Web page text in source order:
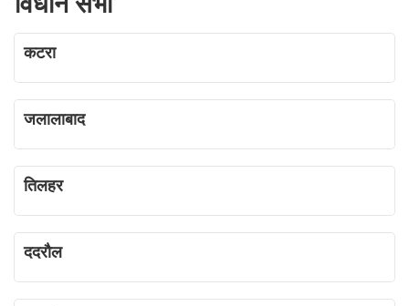
कटरा
जलालाबाद
तिलहर
ददरौल